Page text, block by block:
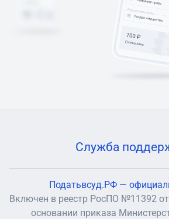
Служба
Податьвсуд.РФ —
Включен в реестр РосПО №11392
основании приказа